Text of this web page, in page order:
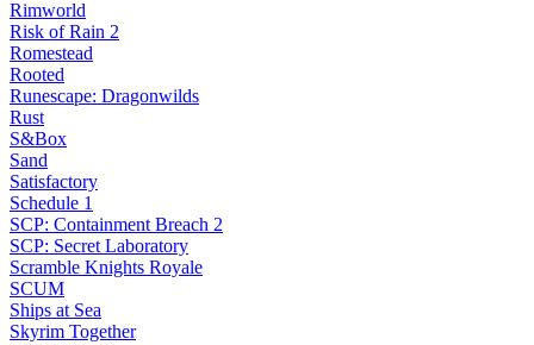
Rimworld
Risk of Rain 2
Romestead
Rooted
Runescape: Dragonwilds
Rust
S&Box
Sand
Satisfactory
Schedule 1
SCP: Containment Breach 2
SCP: Secret Laboratory
Scramble Knights Royale
SCUM
Ships at Sea
Skyrim Together